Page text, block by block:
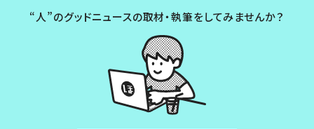
“人”のグッドニュースの取材・執筆をしてみませんか？